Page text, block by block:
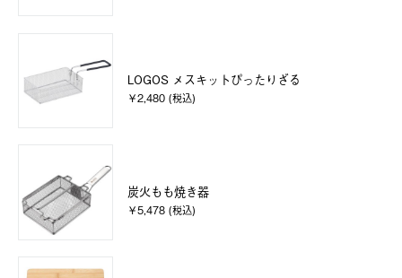
LOGOS メスキットぴったりざる
￥2,480 (税込)
炭火もも焼き器
￥5,478 (税込)